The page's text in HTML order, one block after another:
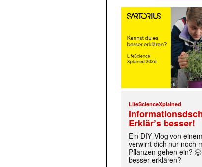
LifeScienceXplained
Erklär’s besser!
Ein DIY‑Vlog von
verwirrt dich nur noch
Pflanzen gehen ein?
besser erklären?